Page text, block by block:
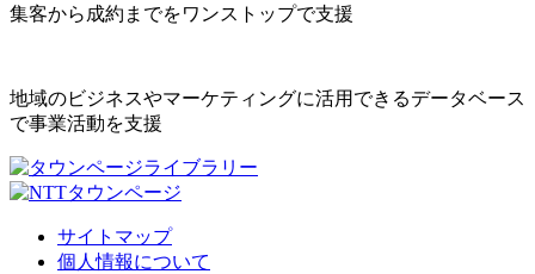
集客から成約までをワンストップで支援
地域のビジネスやマーケティングに活用できるデータベース
で事業活動を支援
サイトマップ
個人情報について